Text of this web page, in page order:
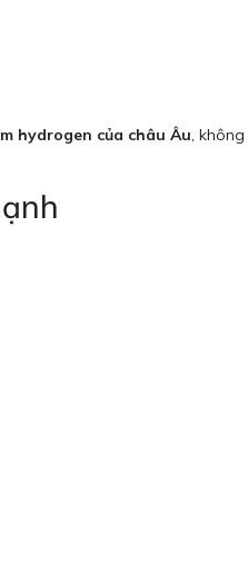
hydrogen của châu Âu,